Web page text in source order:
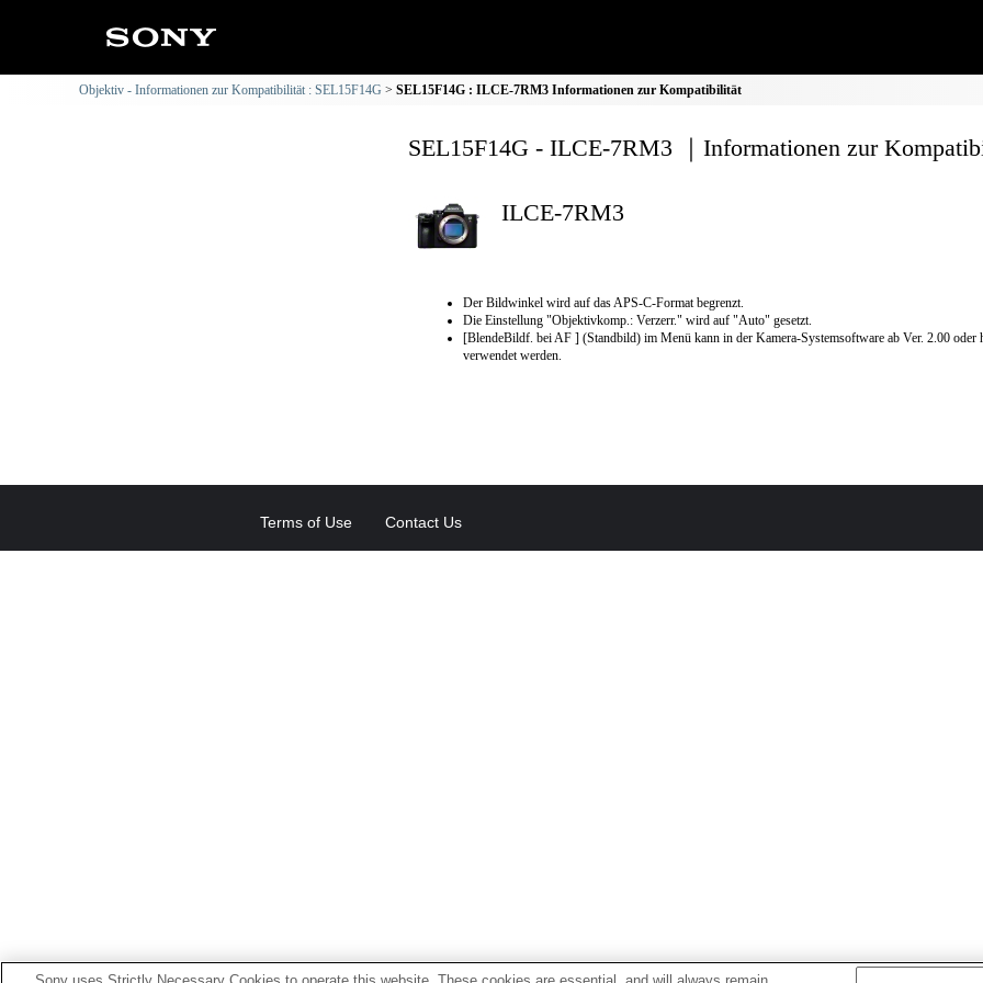
Objektiv - Informationen zur Kompatibilität : SEL15F14G SEL15F14G : ILCE-7RM3 Informationen zur Kompatibilität
SEL15F14G - ILCE-7RM3 ｜Informationen zur
ILCE-7RM3
Der Bildwinkel wird auf das APS-C-Format begrenzt.
Die Einstellung "Objektivkomp.: Verzerr." wird auf "Auto" gesetzt.
[BlendeBildf. bei AF ] (Standbild) im Menü kann in der Kamera-Systemsoftware ab Ver. 2.00 oder
verwendet werden.
Terms of Use Contact Us